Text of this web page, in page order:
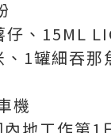
、15ML
、1罐細吞那
機